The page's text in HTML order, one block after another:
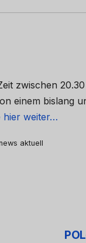
zwischen
einem bislang
hier weiter…
aktuell